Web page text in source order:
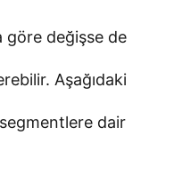
göre değişse de
Aşağıdaki
dair